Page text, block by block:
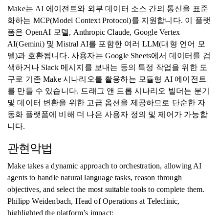
Make는 AI 에이전트와 외부 데이터 소스 간의 통신을 표준
화하는 MCP(Model Context Protocol)를 지원합니다. 이 플랫
폼은 OpenAI 모델, Anthropic Claude, Google Vertex
AI(Gemini) 및 Mistral AI를 포함한 여러 LLM(대형 언어 모
델)과 호환됩니다. 사용자는 Google Sheets에서 데이터를 검
색하거나 Slack 메시지를 보내는 등의 특정 작업을 위한 도
구로 기존 Make 시나리오를 활용하는 모듈형 AI 에이전트
를 만들 수 있습니다. 드래그 앤 드롭 시나리오 빌더는 분기
및 데이터 변환을 위한 고급 옵션을 제공하므로 단순한 자
동화 플랫폼에 비해 더 나은 사용자 정의 및 제어가 가능합
니다.
관현악법
Make takes a dynamic approach to orchestration, allowing AI
agents to handle natural language tasks, reason through
objectives, and select the most suitable tools to complete them.
Philipp Weidenbach, Head of Operations at Teleclinic,
highlighted the platform’s impact: